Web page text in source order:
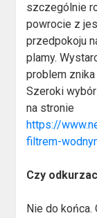
szczególnie
powrocie z
przedpokoju
plamy.
problem
Szeroki
na stronie
https://
filtrem-
Czy
Nie do